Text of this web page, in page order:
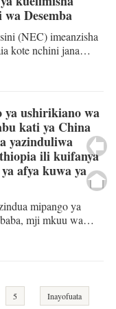
medali za
fedha kwenye hafla
Jumatatu wiki
28)
la kutathmini
upotevu wa sp
Desemba
(NEC) imeanzisha
kote nchini jana
uchaguzi mkuu
ni sehemu ya
uhuru mwaka
Kacuol amesema,
sifa ya kupiga
ya ushirikiano wa
kati ya China
yazinduliwa
ili kuifanya
afya kuwa ya
mipango ya
mji mkuu wa
huduma za afya ya
sehemu ya
Kati cha China,
na Muungano wa
5 Inayofuata